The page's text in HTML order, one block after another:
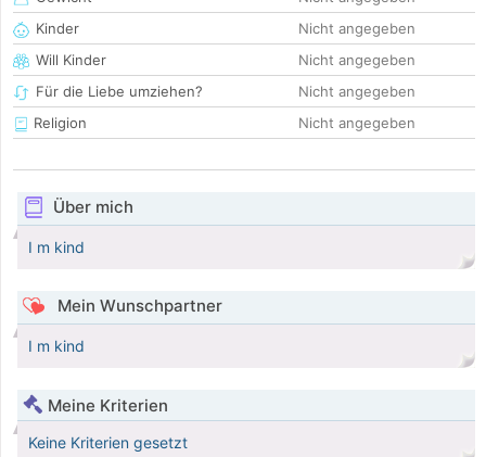
Kinder
Nicht angegeben
Will Kinder
Nicht angegeben
Für die Liebe umziehen?
Nicht angegeben
Religion
Nicht angegeben
Über mich
I m kind
Mein Wunschpartner
I m kind
Meine Kriterien
Keine Kriterien gesetzt